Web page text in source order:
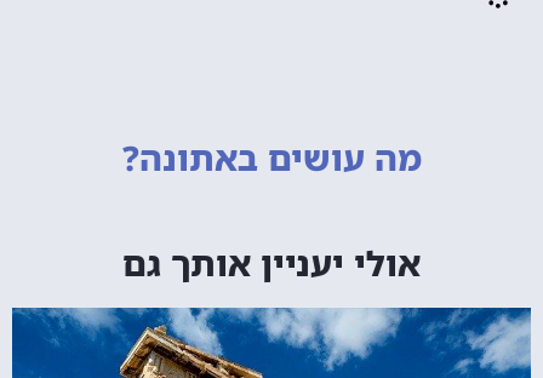
מה עושים באתונה?
אולי יעניין אותך גם